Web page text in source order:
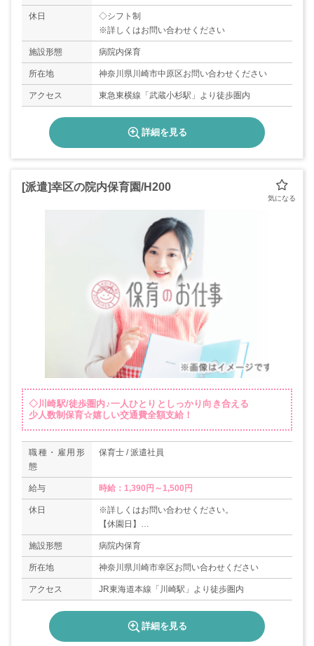
休日
◇シフト制
※詳しくはお問い合わせください
施設形態 病院内保育
所在地 神奈川県川崎市中原区お問い合わせください
アクセス 東急東横線「武蔵小杉駅」より徒歩圏内
詳細を見る
[派遣]幸区の院内保育園/H200
◇川崎駅/徒歩圏内♪一人ひとりとしっかり向き合える
少人数制保育☆嬉しい交通費全額支給！
職種・雇用形
態
保育士 / 派遣社員
給与 時給：1,390円～1,500円
休日
※詳しくはお問い合わせください。
【休園日】
日曜・祝祭日・年末年始（12/29～1/3）
施設形態 病院内保育
所在地 神奈川県川崎市幸区お問い合わせください
アクセス JR東海道本線「川崎駅」より徒歩圏内
詳細を見る